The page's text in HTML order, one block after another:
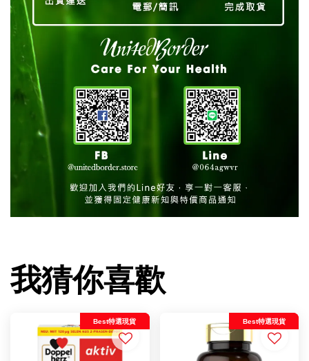
我猜你喜歡
Best特選現貨 Best特選現貨